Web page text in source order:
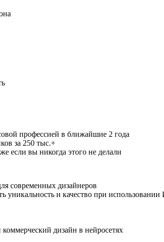
профессией в ближайшие 2 года
за 250 тыс.+
если вы никогда этого не делали
современных дизайнеров
уникальность и качество при
дизайн в нейросетях